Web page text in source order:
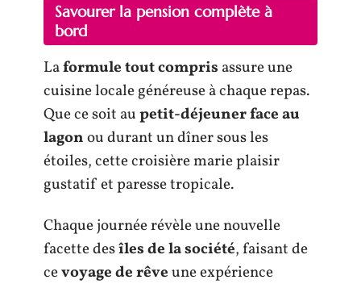
Savourer la pension complète à
bord
Laformule tout compris assure une
cuisine locale généreuse à chaque repas.
Que ce soit aupetit-déjeuner face au
lagonou durant un dîner sous les
étoiles, cette croisière marie plaisir
gustatif et paresse tropicale.
Chaque journée révèle une nouvelle
facette desîles de la société, faisant de
cevoyage de rêveune expérience